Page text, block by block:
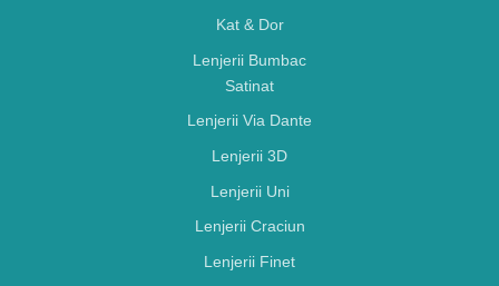
Kat & Dor
Lenjerii Bumbac
Satinat
Lenjerii Via Dante
Lenjerii 3D
Lenjerii Uni
Lenjerii Craciun
Lenjerii Finet